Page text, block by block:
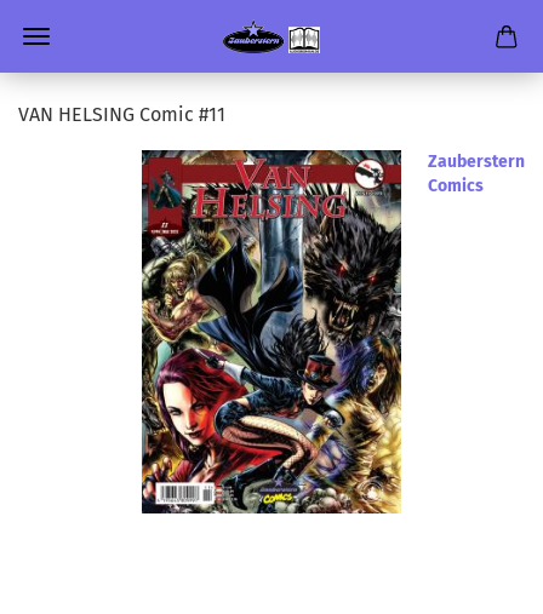
VAN HEL­SING Comic #11
Zauberstern
Comics